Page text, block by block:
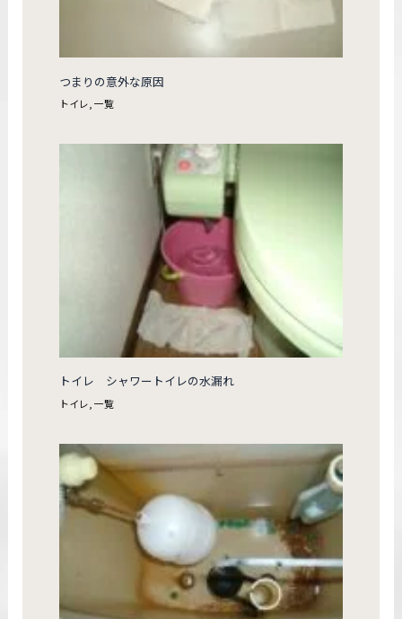
つまりの意外な原因
トイレ ,一覧
トイレ シャワートイレの水漏れ
トイレ ,一覧